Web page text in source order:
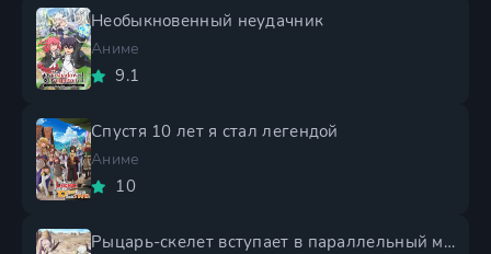
Необыкновенный неудачник
Аниме
9.1
Спустя 10 лет я стал легендой
Аниме
10
Рыцарь-скелет вступает в параллельный мир 2 сезон